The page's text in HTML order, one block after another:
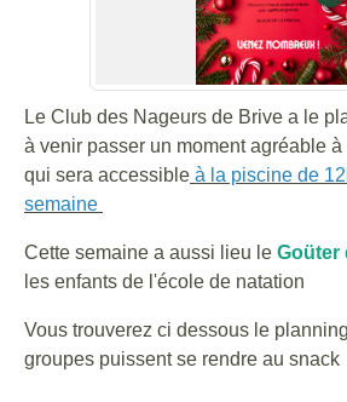
Le Club des Nageurs de Brive a le
à venir passer un moment agréable à
qui sera accessible à la piscine de
semaine
Cette semaine a aussi lieu le Goüter
les enfants de l'école de natation
Vous trouverez ci dessous le
groupes puissent se rendre au snack